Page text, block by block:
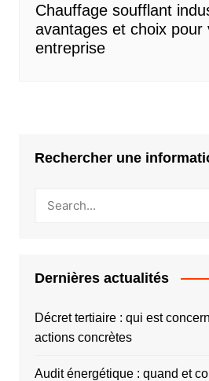
Chauffage soufflant
avantages et choix pour
entreprise
Rechercher une
Dernières actualités
Décret tertiaire : qui est
actions concrètes
Audit énergétique : quand et